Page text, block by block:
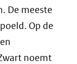
De meeste
Op de
noemt